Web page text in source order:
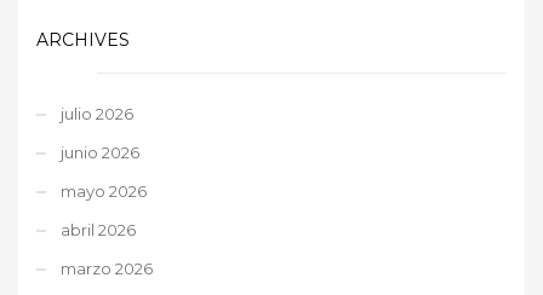
ARCHIVES
julio 2026
junio 2026
mayo 2026
abril 2026
marzo 2026